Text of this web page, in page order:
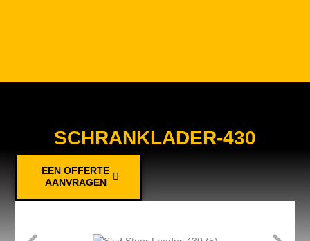
SCHRANKLADER-430
EEN OFFERTE
AANVRAGEN